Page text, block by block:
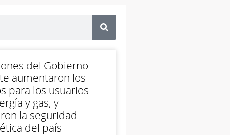
del Gobierno
aumentaron los
para los usuarios
y gas, y
la seguridad
del país